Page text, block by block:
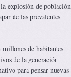
explosión de población
de las prevalentes
de habitantes
de la generación
para pensar nuevas